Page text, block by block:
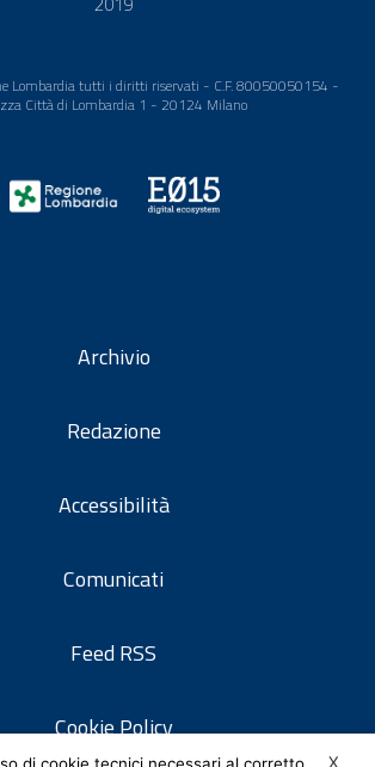
Lombardia tutti i diritti riservati - C.F. 80050050154 -
Città di Lombardia 1 - 20124 Milano
Archivio
Redazione
Accessibilità
Comunicati
Feed RSS
Cookie Policy
X